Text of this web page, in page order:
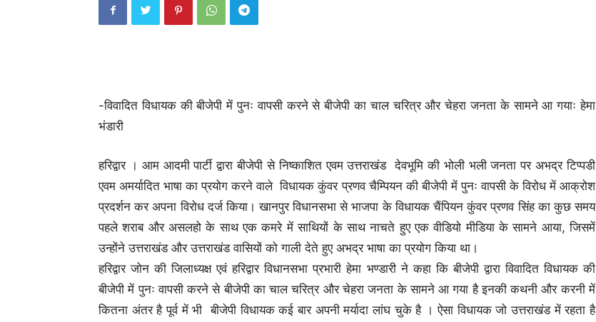
-विवादित विधायक की बीजेपी में पुनः वापसी करने से बीजेपी का चाल चरित्र और चेहरा जनता के सामने आ गयाः हेमा
भंडारी
हरिद्वार । आम आदमी पार्टी द्वारा बीजेपी से निष्काशित एवम उत्तराखंड देवभूमि की भोली भली जनता पर अभद्र टिप्पडी
एवम अमर्यादित भाषा का प्रयोग करने वाले विधायक कुंवर प्रणव चैम्पियन की बीजेपी में पुनः वापसी के विरोध में आक्रोश
प्रदर्शन कर अपना विरोध दर्ज किया। खानपुर विधानसभा से भाजपा के विधायक चैंपियन कुंवर प्रणव सिंह का कुछ समय
पहले शराब और असलहो के साथ एक कमरे में साथियों के साथ नाचते हुए एक वीडियो मीडिया के सामने आया, जिसमें
उन्होंने उत्तराखंड और उत्तराखंड वासियों को गाली देते हुए अभद्र भाषा का प्रयोग किया था।
हरिद्वार जोन की जिलाध्यक्ष एवं हरिद्वार विधानसभा प्रभारी हेमा भण्डारी ने कहा कि बीजेपी द्वारा विवादित विधायक की
बीजेपी में पुनः वापसी करने से बीजेपी का चाल चरित्र और चेहरा जनता के सामने आ गया है इनकी कथनी और करनी में
कितना अंतर है पूर्व में भी बीजेपी विधायक कई बार अपनी मर्यादा लांघ चुके है । ऐसा विधायक जो उत्तराखंड में रहता है